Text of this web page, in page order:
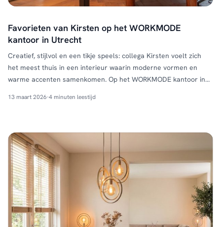
Favorieten van Kirsten op het WORKMODE
kantoor in Utrecht
Creatief, stijlvol en een tikje speels: collega Kirsten voelt zich
het meest thuis in een interieur waarin moderne vormen en
warme accenten samenkomen. Op het WORKMODE kantoor in
comfort en design hand in hand gaan. In deze blog ontdek je de
13 maart 2026·4 minuten leestijd